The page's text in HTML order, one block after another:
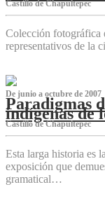
Castillo de Chapultepec
Colección fotográfica
representativos de la
De junio a octubre de 2007
Paradigmas
indígenas
Castillo de Chapultepec
Esta larga historia es
exposición que
gramatical…